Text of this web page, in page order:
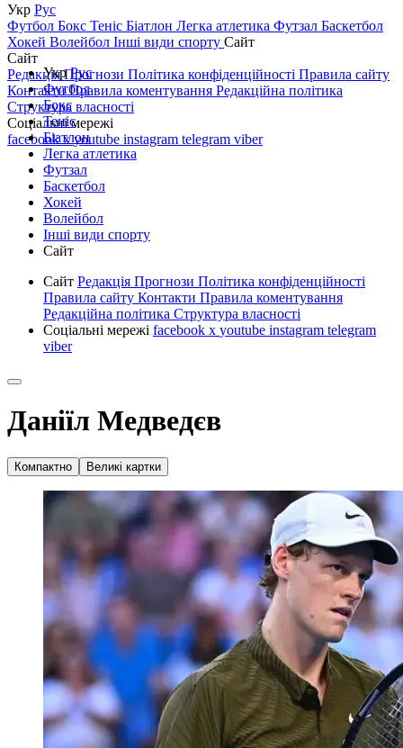
Укр Рус
Футбол Бокс Теніс Біатлон Легка атлетика Футзал Баскетбол
Хокей Волейбол Інші види спорту Сайт
Сайт
РедакціяПрогнози Політика конфіденційності Правила сайту
КонтактиПравила коментування Редакційна політика
Структура власності
Соціальні мережі
facebookxyoutube instagram telegram viber
УкрРус
Футбол
Бокс
Теніс
Біатлон
Легка атлетика
Футзал
Баскетбол
Хокей
Волейбол
Інші види спорту
Сайт
Сайт Редакція Прогнози Політика конфіденційності
Правила сайту Контакти Правила коментування
Редакційна політика Структура власності
Соціальні мережі facebook x youtube instagram telegram
viber
Даніїл Медведєв
Компактно Великі картки